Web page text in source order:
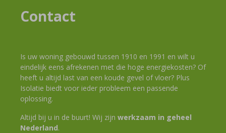
Contact
Is uw woning gebouwd tussen 1910 en 1991 en wilt u
eindelijk eens afrekenen met die hoge energiekosten? Of
heeft u altijd last van een koude gevel of vloer? Plus
Isolatie biedt voor ieder probleem een passende
oplossing.
Altijd bij u in de buurt! Wij zijn werkzaam in geheel
Nederland.